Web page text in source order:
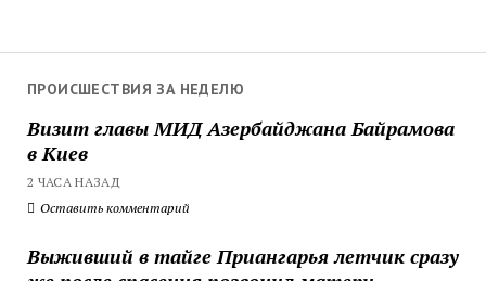
ПРОИСШЕСТВИЯ ЗА НЕДЕЛЮ
Визит главы МИД Азербайджана Байрамова
в Киев
2 ЧАСА НАЗАД
Оставить комментарий
Выживший в тайге Приангарья летчик сразу